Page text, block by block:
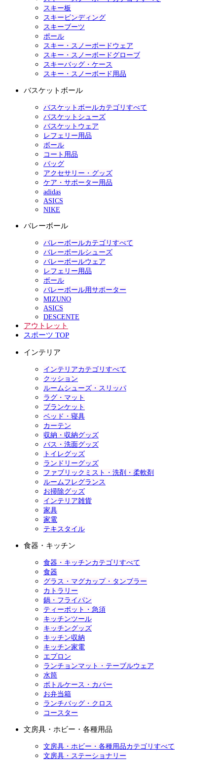
スキー板
スキービンディング
スキーブーツ
ポール
スキー・スノーボードウェア
スキー・スノーボードグローブ
スキーバッグ・ケース
スキー・スノーボード用品
バスケットボール
バスケットボールカテゴリすべて
バスケットシューズ
バスケットウェア
レフェリー用品
ボール
コート用品
バッグ
アクセサリー・グッズ
ケア・サポーター用品
adidas
ASICS
NIKE
バレーボール
バレーボールカテゴリすべて
バレーボールシューズ
バレーボールウェア
レフェリー用品
ボール
バレーボール用サポーター
MIZUNO
ASICS
DESCENTE
アウトレット
スポーツ TOP
インテリア
インテリアカテゴリすべて
クッション
ルームシューズ・スリッパ
ラグ・マット
ブランケット
ベッド・寝具
カーテン
収納・収納グッズ
バス・洗面グッズ
トイレグッズ
ランドリーグッズ
ファブリックミスト・洗剤・柔軟剤
ルームフレグランス
お掃除グッズ
インテリア雑貨
家具
家電
テキスタイル
食器・キッチン
食器・キッチンカテゴリすべて
食器
グラス・マグカップ・タンブラー
カトラリー
鍋・フライパン
ティーポット・急須
キッチンツール
キッチングッズ
キッチン収納
キッチン家電
エプロン
ランチョンマット・テーブルウェア
水筒
ボトルケース・カバー
お弁当箱
ランチバッグ・クロス
コースター
文房具・ホビー・各種用品
文房具・ホビー・各種用品カテゴリすべて
文房具・ステーショナリー